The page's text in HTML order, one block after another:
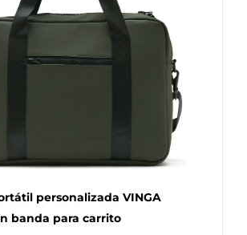
opciones
se
elegir
personalizada VINGA
banda para carrito